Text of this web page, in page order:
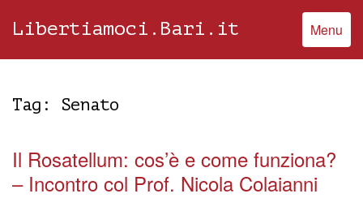
Libertiamoci.Bari.it Menu
Tag: Senato
Il Rosatellum: cos’è e come funziona?
– Incontro col Prof. Nicola Colaianni